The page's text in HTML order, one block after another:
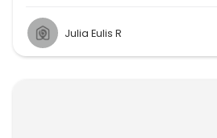
Julia Eulis R